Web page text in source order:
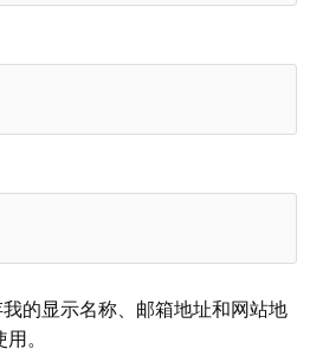
的显示名称、邮箱地址和网站地
。